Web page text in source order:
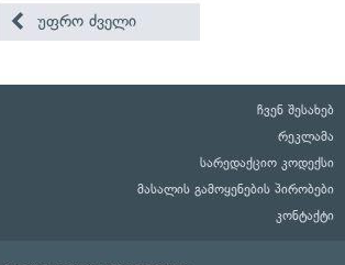
უფრო ძველი
ჩვენ შესახებ
რეკლამა
სარედაქციო კოდექსი
მასალის გამოყენების პირობები
კონტაქტი